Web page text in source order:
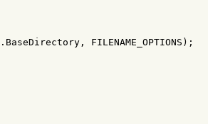
. BaseDirectory , FILENAME_OPTIONS );